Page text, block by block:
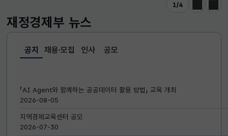
1/4
이전 다음
재정경제부 뉴스
공지
선택됨
공지
「AI Agent와 함께하는 공공데이터 활용 방법」 교육 개최
2026-08-05
지역경제교육센터 공모
2026-07-30
채용·모집 인사 공모